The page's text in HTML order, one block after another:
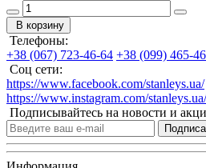
В корзину
Телефоны:
+38 (067) 723-46-64 +38 (099) 465-
Соц сети:
https://www.facebook.com/stanleys.ua/
https://www.instagram.com/stanleys.ua/
Подписывайтесь на новости и